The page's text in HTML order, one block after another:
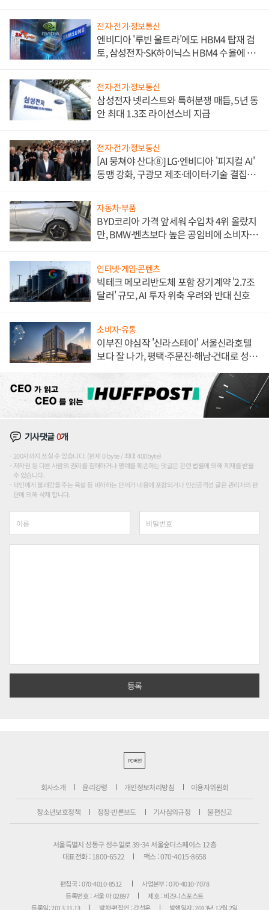
전자·전기·정보통신
엔비디아 '루빈 울트라'에도 HBM4 탑재 검
토, 삼성전자·SK하이닉스 HBM4 수율에 주
전자·전기·정보통신
삼성전자 넷리스트와 특허분쟁 매듭, 5년 동
안 최대 1.3조 라이선스비 지급
전자·전기·정보통신
[AI 뭉쳐야 산다⑧] LG·엔비디아 '피지컬 AI'
동맹 강화, 구광모 제조·데이터·기술 결집
자동차·부품
BYD코리아 가격 앞세워 수입차 4위 올랐지
만, BMW·벤츠보다 높은 공임비에 소비자
인터넷·게임·콘텐츠
빅테크 메모리반도체 포함 장기계약 '2.7조
달러' 규모, AI 투자 위축 우려와 반대 신호
소비자·유통
이부진 야심작 '신라스테이' 서울신라호텔
보다 잘 나가, 평택·주문진·해남·건대로 성
기사댓글0개
200자까지 쓰실 수 있습니다. (현재 0 byte / 최대 400byte)
저작권 등 다른 사람의 권리를 침해하거나 명예를 훼손하는 댓글은 관련 법률에 의해 제재를 받을
수 있습니다.
타인에게 불쾌감을 주는 욕설 등 비하하는 단어가 내용에 포함되거나 인신공격성 글은 관리자의 판
단에 의해 삭제 합니다.
PC버전
회사소개 윤리강령 개인정보처리방침 이용자위원회
청소년보호정책 정정·반론보도 기사심의규정 불편신고
서울특별시 성동구 성수일로 39-34 서울숲더스페이스 12층
대표전화 : 1800-6522
팩스 : 070-4015-8658
편집국 : 070-4010-8512
사업본부 : 070-4010-7078
등록번호 : 서울 아 02897
제호 : 비즈니스포스트
등록일: 2013.11.13
발행·편집인 : 강석운 발행일자: 2013년 12월 2일